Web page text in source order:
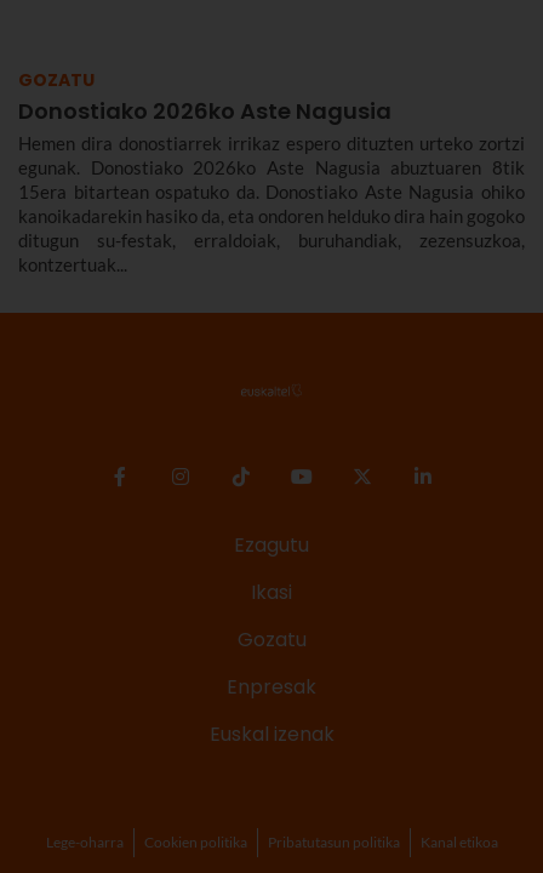
GOZATU
Donostiako 2026ko Aste Nagusia
Hemen dira donostiarrek irrikaz espero dituzten urteko zortzi
egunak. Donostiako 2026ko Aste Nagusia abuztuaren 8tik
15era bitartean ospatuko da. Donostiako Aste Nagusia ohiko
kanoikadarekin hasiko da, eta ondoren helduko dira hain gogoko
ditugun su-festak, erraldoiak, buruhandiak, zezensuzkoa,
kontzertuak...
Ezagutu
Ikasi
Gozatu
Enpresak
Euskal izenak
Lege-oharra Cookien politika Pribatutasun politika Kanal etikoa